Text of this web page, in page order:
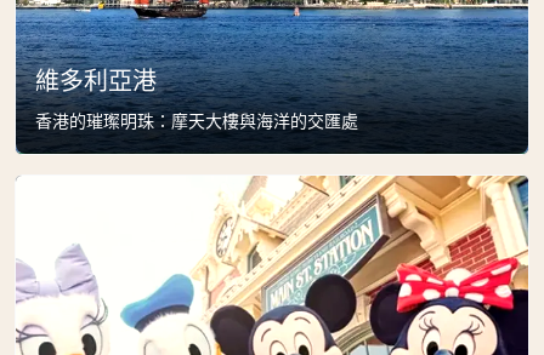
維多利亞港
香港的璀璨明珠：摩天大樓與海洋的交匯處